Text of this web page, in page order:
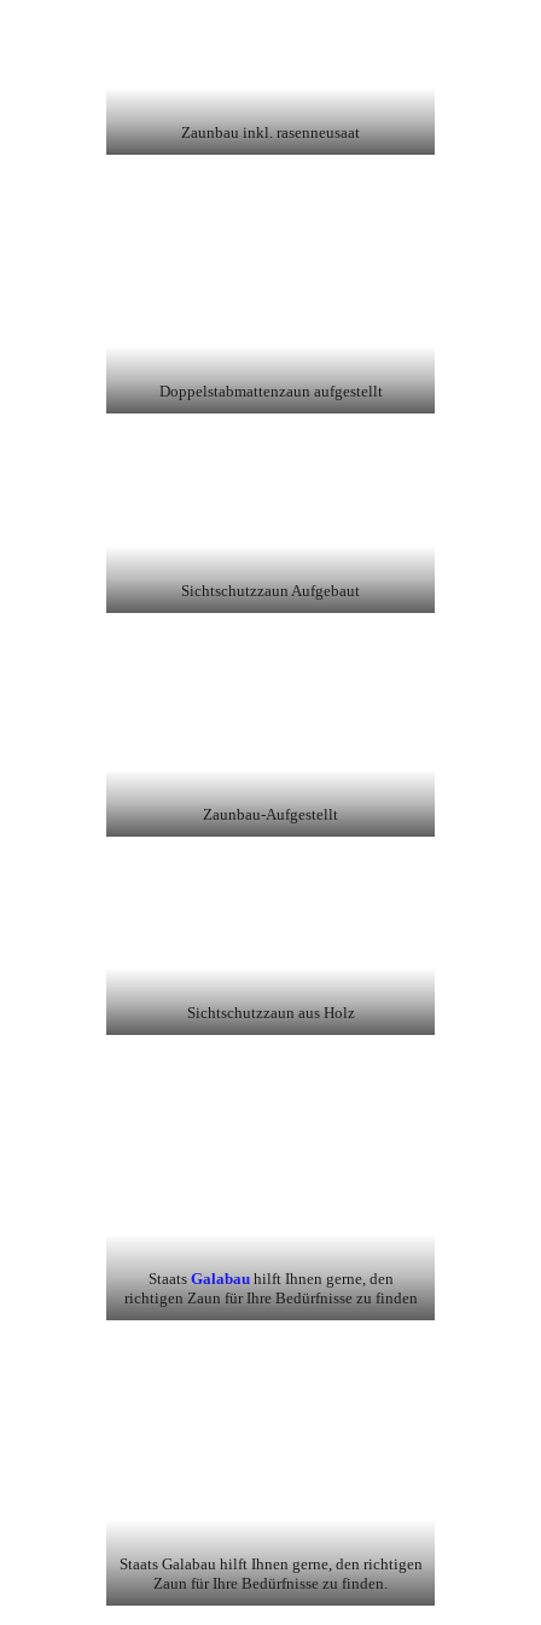
Zaunbau inkl. rasenneusaat
Doppelstabmattenzaun aufgestellt
Sichtschutzzaun Aufgebaut
Zaunbau-Aufgestellt
Sichtschutzzaun aus Holz
Staats Galabauhilft Ihnen gerne, den
richtigen Zaun für Ihre Bedürfnisse zu finden
Staats Galabau hilft Ihnen gerne, den richtigen
Zaun für Ihre Bedürfnisse zu finden.